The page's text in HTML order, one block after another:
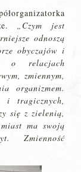
„Czym jest
odnoszą
obyczajów i
o relacjach
zmiennym,
organizmem.
tragicznych,
się z zielenią,
ma swoją
Zmienność